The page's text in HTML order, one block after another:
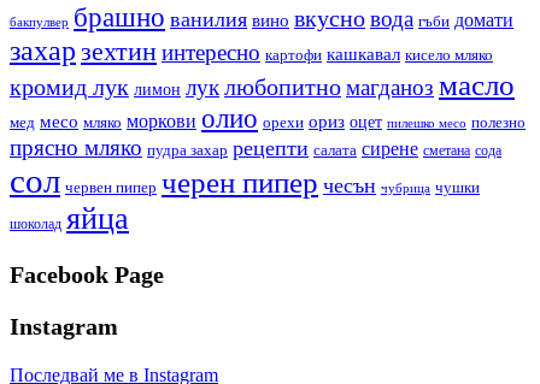
бакпулвер брашно ванилия вино вкусновода гъби домати
захар зехтининтересно картофи кашкавал кисело мляко
кромид лук лимон луклюбопитномагданоз масло
мед месо мляко моркови олио орехи ориз оцет пилешко месо полезно
прясно мляко пудра захар рецепти салата сирене сметана сода
сол червен пипер черен пипер чесън чубрица чушки
шоколад яйца
Facebook Page
Instagram
Последвай ме в Instagram